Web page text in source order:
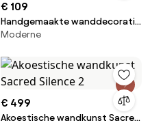
€ 109
Handgemaakte wanddecoratie
Solar System
Moderne
€ 499
Akoestische wandkunst Sacred